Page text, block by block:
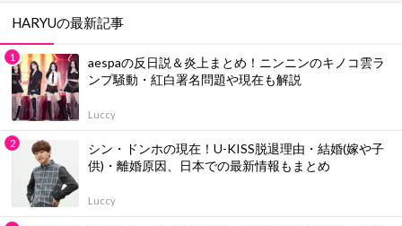
HARYUの最新記事
aespaの反日説＆炎上まとめ！ニンニンのキノコ雲ラ
ンプ騒動・紅白署名問題や現在も解説
Luccy
シン・ドンホの現在！U-KISS脱退理由・結婚(嫁や子
供)・離婚原因、日本での最新情報もまとめ
Luccy